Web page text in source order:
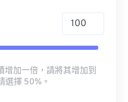
增加一倍，請將其增加到
選擇 50%。